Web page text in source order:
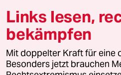
entscheidende
Finanzierung ist
nach den Folgen
Erwerbssektor..."
Links lesen,
bekämpfen
Mit doppelter Kraft für eine
Besonders jetzt brauchen